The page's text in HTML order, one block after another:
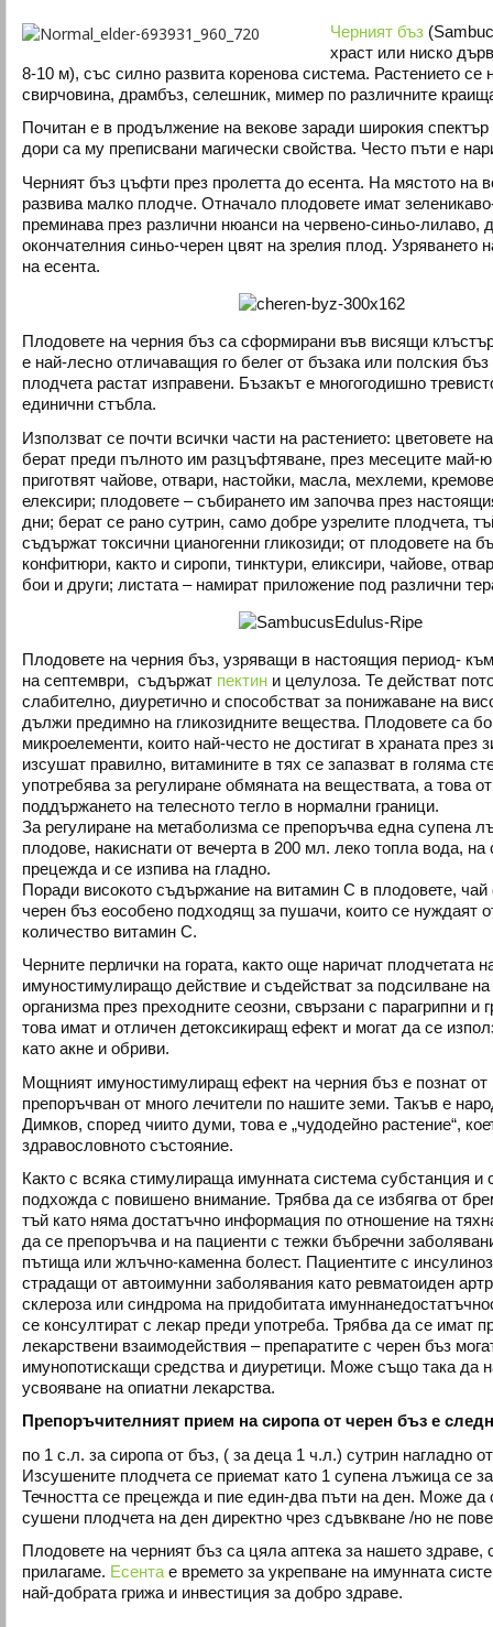
Черният бъз
храст или ниско
8-10 м), със силно развита коренова система. Растението се
свирчовина, драмбъз, селешник, мимер по различните
Почитан е в продължение на векове заради широкия
дори са му преписвани магически свойства. Често пъти е
Черният бъз цъфти през пролетта до есента. На мястото на
развива малко плодче. Отначало плодовете имат
преминава през различни нюанси на червено-синьо-лилаво,
окончателния синьо-черен цвят на зрелия плод. Узряването
на есента.
Плодовете на черния бъз са сформирани във висящи
е най-лесно отличаващия го белег от бъзака или полския
плодчета растат изправени. Бъзакът е многогодишно
единични стъбла.
Използват се почти всички части на растението: цветовете
берат преди пълното им разцъфтяване, през месеците май-
приготвят чайове, отвари, настойки, масла, мехлеми,
елексири; плодовете – събирането им започва през
дни; берат се рано сутрин, само добре узрелите плодчета,
съдържат токсични цианогенни гликозиди; от плодовете на
конфитюри, както и сиропи, тинктури, еликсири, чайове,
бои и други; листата – намират приложение под различни
Плодовете на черния бъз, узряващи в настоящия период-
на септември, съдържат пектин и целулоза. Те действат
слабително, диуретично и способстват за понижаване на
дължи предимно на гликозидните вещества. Плодовете са
микроелементи, които най-често не достигат в храната през
изсушат правилно, витамините в тях се запазват в голяма
употребява за регулиране обмяната на веществата, а това
поддържането на телесното тегло в нормални граници.
За регулиране на метаболизма се препоръчва една супена
плодове, накиснати от вечерта в 200 мл. леко топла вода, на
прецежда и се изпива на гладно.
Поради високото съдържание на витамин С в плодовете, чай
черен бъз еособено подходящ за пушачи, които се нуждаят
количество витамин С.
Черните перлички на гората, както още наричат плодчетата
имуностимулиращо действие и съдействат за подсилване
организма през преходните сеозни, свързани с парагрипни и
това имат и отличен детоксикиращ ефект и могат да се
като акне и обриви.
Мощният имуностимулиращ ефект на черния бъз е познат от
препоръчван от много лечители по нашите земи. Такъв е
Димков, според чиито думи, това е „чудодейно растение“,
здравословното състояние.
Както с всяка стимулираща имунната система субстанция и
подхожда с повишено внимание. Трябва да се избягва от
тъй като няма достатъчно информация по отношение на
да се препоръчва и на пациенти с тежки бъбречни
пътища или жлъчно-каменна болест. Пациентите с
страдащи от автоимунни заболявания като ревматоиден
склероза или синдрома на придобитата
се консултират с лекар преди употреба. Трябва да се имат
лекарствени взаимодействия – препаратите с черен бъз
имунопотискащи средства и диуретици. Може също така да
усвояване на опиатни лекарства.
Препоръчителният прием на сиропа от черен бъз е
по 1 с.л. за сиропа от бъз, ( за деца 1 ч.л.) сутрин нагладно
Изсушените плодчета се приемат като 1 супена лъжица се
Течността се прецежда и пие един-два пъти на ден. Може да
сушени плодчета на ден директно чрез сдъвкване /но не
Плодовете на черният бъз са цяла аптека за нашето здраве,
прилагаме. Есента е времето за укрепване на имунната
най-добрата грижа и инвестиция за добро здраве.